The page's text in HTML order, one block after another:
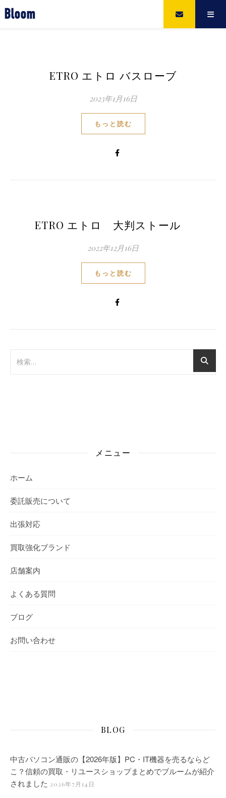
Bloom
ETRO エトロ バスローブ
2023年1月16日
もっと読む
ETRO エトロ 大判ストール
2022年12月16日
もっと読む
メニュー
ホーム
委託販売について
出張対応
買取強化ブランド
店舗案内
よくある質問
ブログ
お問い合わせ
BLOG
中古パソコン通販の【2026年版】PC・IT機器を売るならど
こ？信頼の買取・リユースショップまとめでブルームが紹介
されました 2026年7月14日